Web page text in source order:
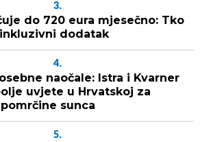
3.
do 720 eura mjesečno: Tko
dodatak
4.
naočale: Istra i Kvarner
uvjete u Hrvatskoj za
sunca
5.